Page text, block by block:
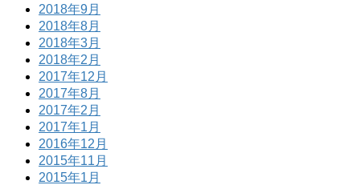
2018年9月
2018年8月
2018年3月
2018年2月
2017年12月
2017年8月
2017年2月
2017年1月
2016年12月
2015年11月
2015年1月